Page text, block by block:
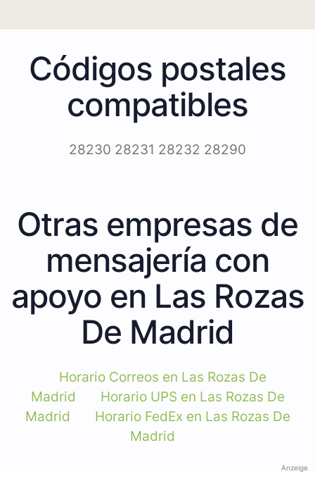
Códigos postales
compatibles
28230 28231 28232 28290
Otras empresas de
mensajería con
apoyo en Las Rozas
De Madrid
Horario Correos en Las Rozas De
Madrid
Horario UPS en Las Rozas De
Madrid
Horario FedEx en Las Rozas De
Madrid
Anzeige